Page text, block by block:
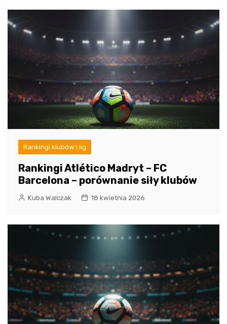
Rankingi klubów i lig
Rankingi Atlético Madryt – FC
Barcelona – porównanie siły klubów
Kuba Walczak 18 kwietnia 2026